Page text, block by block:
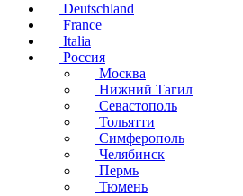
Deutschland
France
Italia
Россия
Москва
Нижний Тагил
Севастополь
Тольятти
Симферополь
Челябинск
Пермь
Тюмень